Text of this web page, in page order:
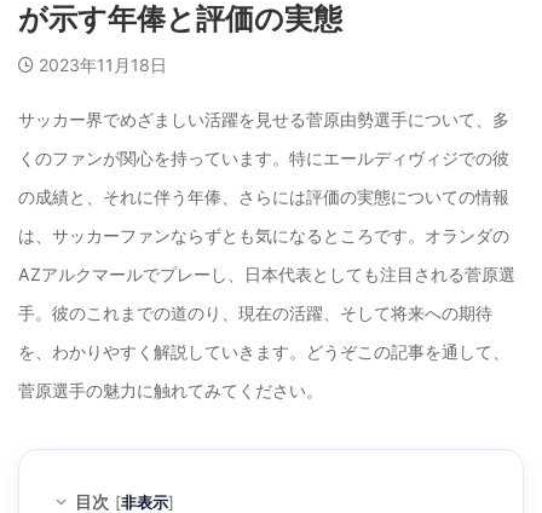
が示す年俸と評価の実態
2023年11月18日
サッカー界でめざましい活躍を見せる菅原由勢選手について、多
くのファンが関心を持っています。特にエールディヴィジでの彼
の成績と、それに伴う年俸、さらには評価の実態についての情報
は、サッカーファンならずとも気になるところです。オランダの
AZアルクマールでプレーし、日本代表としても注目される菅原選
手。彼のこれまでの道のり、現在の活躍、そして将来への期待
を、わかりやすく解説していきます。どうぞこの記事を通して、
菅原選手の魅力に触れてみてください。
目次 [非表示]